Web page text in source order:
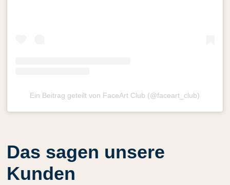
Ein Beitrag geteilt von FaceArt Club (@faceart_club)
Das sagen unsere
Kunden